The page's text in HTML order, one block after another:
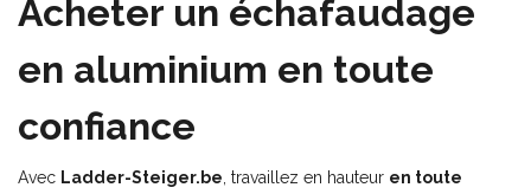
Acheter un échafaudage
en aluminium en toute
confiance
Avec Ladder-Steiger.be , travaillez en hauteur en toute